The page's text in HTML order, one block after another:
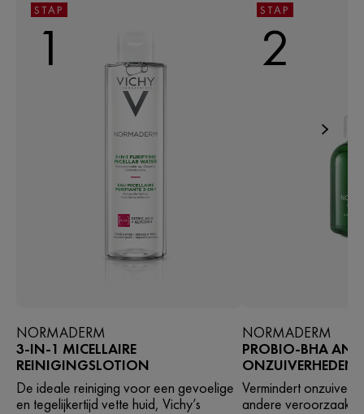
STAP
1
NORMADERM
3-IN-1 MICELLAIRE
REINIGINGSLOTION
De ideale reiniging voor een gevoelige
en tegelijkertijd vette huid, Vichy’s
STAP
2
NORMADERM
PROBIO-BHA
ONZUIVERHEDEN
Vermindert
andere veroorzaakt